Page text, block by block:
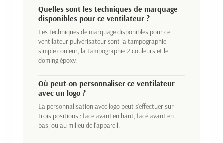
Quelles sont les techniques de marquage
disponibles pour ce ventilateur ?
Les techniques de marquage disponibles pour ce
ventilateur pulvérisateur sont la tampographie
simple couleur, la tampographie 2 couleurs et le
doming époxy.
Où peut-on personnaliser ce ventilateur
avec un logo ?
La personnalisation avec logo peut s'effectuer sur
trois positions : face avant en haut, face avant en
bas, ou au milieu de l'appareil.